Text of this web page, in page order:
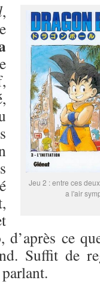
Jeu 2 : entre ces
a l'air
,
d’après ce
Suffit de